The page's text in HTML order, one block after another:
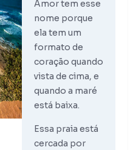
Amor tem esse
nome porque
ela tem um
formato de
coração quando
vista de cima, e
quando a maré
está baixa.
Essa praia está
cercada por